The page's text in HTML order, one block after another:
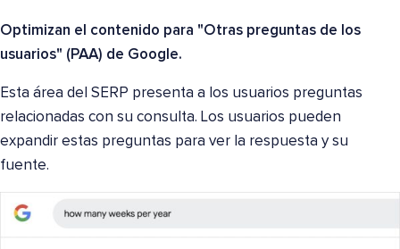
Optimizan el contenido para "Otras preguntas de los
usuarios" (PAA) de Google.
Esta área del SERP presenta a los usuarios preguntas
relacionadas con su consulta. Los usuarios pueden
expandir estas preguntas para ver la respuesta y su
fuente.